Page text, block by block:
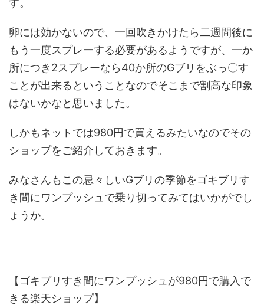
卵には効かないので、一回吹きかけたら二週間後に
もう一度スプレーする必要があるようですが、一か
所につき2スプレーなら40か所のGブリをぶっ〇す
ことが出来るということなのでそこまで割高な印象
はないかなと思いました。
しかもネットでは980円で買えるみたいなのでその
ショップをご紹介しておきます。
みなさんもこの忌々しいGブリの季節をゴキブリす
き間にワンプッシュで乗り切ってみてはいかがでし
ょうか。
【ゴキブリすき間にワンプッシュが980円で購入で
きる楽天ショップ】